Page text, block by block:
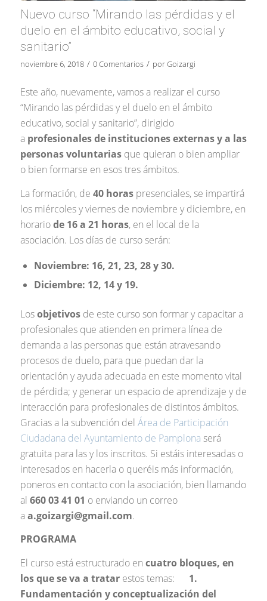
Nuevo curso “Mirando las pérdidas y el
duelo en el ámbito educativo, social y
sanitario”
noviembre 6, 2018 / 0 Comentarios / porGoizargi
Este año, nuevamente, vamos a realizar el curso
“Mirando las pérdidas y el duelo en el ámbito
educativo, social y sanitario”, dirigido
a profesionales de instituciones externas y a las
personas voluntariasque quieran o bien ampliar
o bien formarse en esos tres ámbitos.
La formación, de 40 horaspresenciales, se impartirá
los miércoles y viernes de noviembre y diciembre, en
horariode 16 a 21 horas, en el local de la
asociación. Los días de curso serán:
Noviembre: 16, 21, 23, 28 y 30.
Diciembre: 12, 14 y 19.
Losobjetivosde este curso son formar y capacitar a
profesionales que atienden en primera línea de
demanda a las personas que están atravesando
procesos de duelo, para que puedan dar la
orientación y ayuda adecuada en este momento vital
de pérdida; y generar un espacio de aprendizaje y de
interacción para profesionales de distintos ámbitos.
Gracias a la subvención del Área de Participación
Ciudadana del Ayuntamiento de Pamplona será
gratuita para las y los inscritos. Si estáis interesadas o
interesados en hacerla o queréis más información,
poneros en contacto con la asociación, bien llamando
al 660 03 41 01 o enviando un correo
a a.goizargi@gmail.com.
PROGRAMA
El curso está estructurado en cuatro bloques, en
los que se va a tratarestos temas: 1.
Fundamentación y conceptualización del